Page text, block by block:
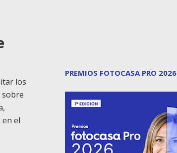
los
sobre
el
PREMIOS FOTOCASA PRO 2026